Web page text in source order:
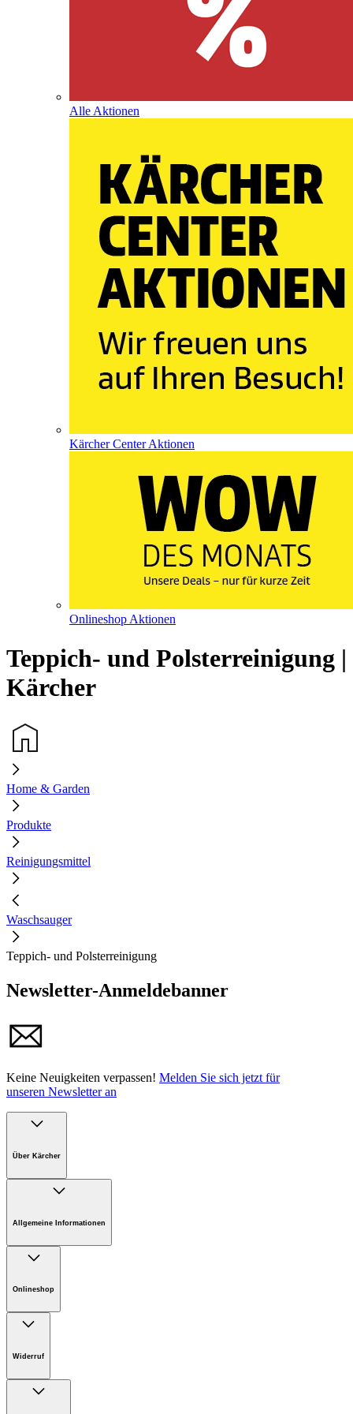
Alle Aktionen
Kärcher Center Aktionen
Onlineshop Aktionen
Teppich- und Polsterreinigung |
Kärcher
Home & Garden
Produkte
Reinigungsmittel
Waschsauger
Teppich- und Polsterreinigung
Newsletter-Anmeldebanner
Keine Neuigkeiten verpassen! Melden Sie sich jetzt für
unseren Newsletter an
Über Kärcher
Unternehmen
Nachhaltigkeit
Allgemeine Informationen
Onlineshop
Widerruf
Sie möchten etwas zurücksenden?